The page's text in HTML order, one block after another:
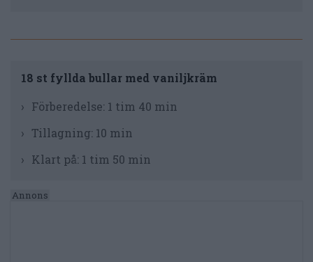
18 st fyllda bullar med vaniljkräm
Förberedelse: 1 tim 40 min
Tillagning: 10 min
Klart på: 1 tim 50 min